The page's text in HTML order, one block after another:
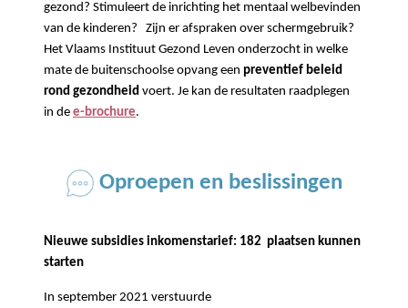
gezond? Stimuleert de inrichting het mentaal welbevinden
van de kinderen?
Zijn er afspraken over schermgebruik?
Het Vlaams Instituut Gezond Leven onderzocht in welke
mate de buitenschoolse opvang een preventief beleid
rond gezondheid voert. Je kan de resultaten raadplegen
in de e-brochure.
Oproepen en beslissingen
Nieuwe subsidies inkomenstarief: 182 plaatsen kunnen
starten
In september 2021 verstuurde